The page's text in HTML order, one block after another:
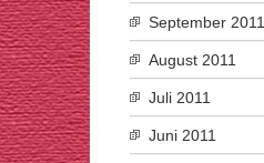
September 2011
August 2011
Juli 2011
Juni 2011